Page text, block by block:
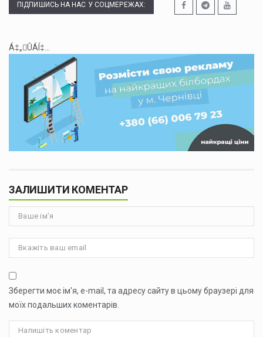
ПІДПИШИСЬ НА НАС У СОЦМЕРЕЖАХ:
Á‡„ÛÁÍ‡...
ЗАЛИШИТИ КОМЕНТАР
Зберегти моє ім'я, e-mail, та адресу сайту в цьому браузері для
моїх подальших коментарів.